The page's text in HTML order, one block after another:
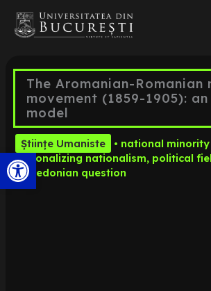
Open toolbar
content
The Aromanian-Romanian
movement (1859-1905):
model
Științe Umaniste • national
nationalizing nationalism, political
Macedonian question